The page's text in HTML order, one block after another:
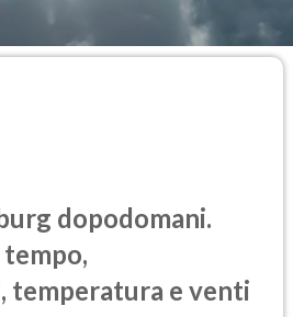
dopodomani.
temperatura e venti